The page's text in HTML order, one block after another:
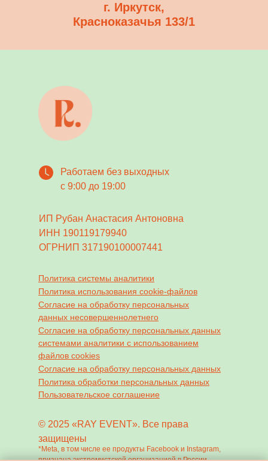
г. Иркутск,
Красноказачья 133/1
Политика системы аналитики
Политика использования cookie-файлов
Согласие на обработку персональных
данных несовершеннолетнего
Согласие на обработку персональных данных
системами аналитики с использованием
файлов cookies
Согласие на обработку персональных данных
Политика обработки персональных данных
Пользовательское соглашение
© 2025 «RAY EVENT». Все права
защищены
Работаем без выходных
с 9:00 до 19:00
*Meta, в том числе ее продукты Facebook и Instagram,
ИП Рубан Анастасия Антоновна
ИНН 190119179940
ОГРНИП 317190100007441